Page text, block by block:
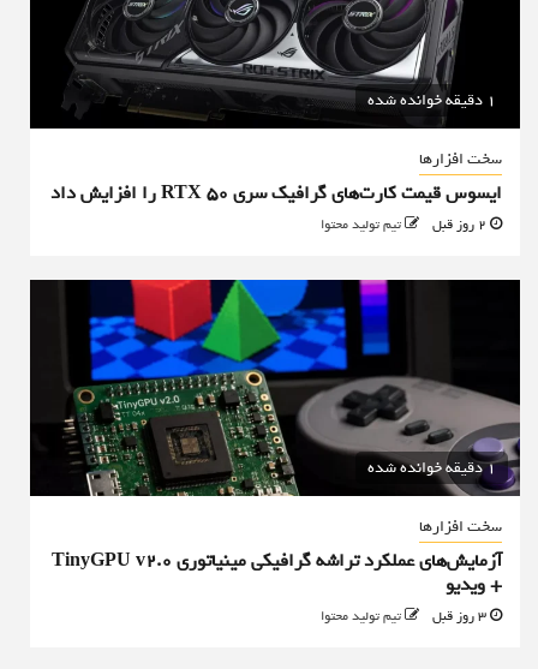
1 دقیقه خوانده شده
سخت افزارها
ایسوس قیمت کارت‌های گرافیک سری RTX 50 را افزایش داد
تیم تولید محتوا
1 دقیقه خوانده شده
سخت افزارها
آزمایش‌های عملکرد تراشه گرافیکی مینیاتوری TinyGPU v2.0
+ ویدیو
تیم تولید محتوا